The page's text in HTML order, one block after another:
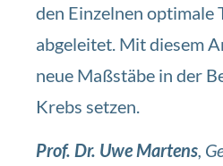
den Einzelnen optimale
abgeleitet. Mit diesem
neue Maßstäbe in der
Krebs setzen.
Prof. Dr. Uwe Martens,